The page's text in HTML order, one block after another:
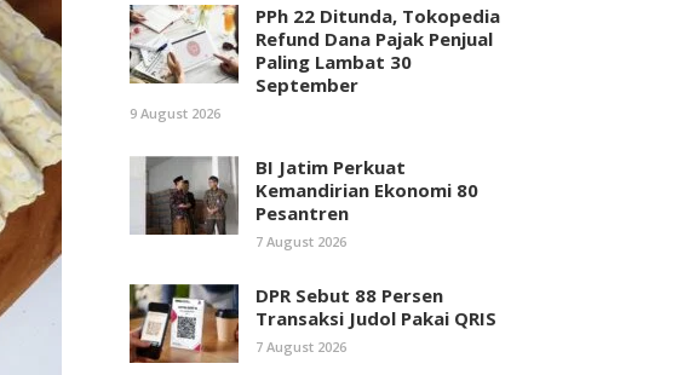
PPh 22 Ditunda, Tokopedia
Refund Dana Pajak Penjual
Paling Lambat 30
September
9 August 2026
BI Jatim Perkuat
Kemandirian Ekonomi 80
Pesantren
7 August 2026
DPR Sebut 88 Persen
Transaksi Judol Pakai QRIS
7 August 2026